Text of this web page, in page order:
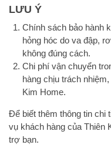
LƯU Ý
Chính sách bảo hành
hỏng hóc do va đập,
không đúng cách.
Chi phí vận chuyển
hàng chịu trách
Kim Home.
Để biết thêm thông tin chi
vụ khách hàng của Thiên
trợ bạn.